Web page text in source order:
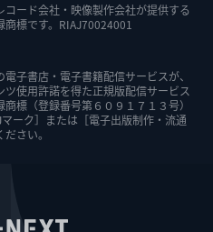
コード会社・映像製作会社が提供する
商標です。RIAJ70024001
子書店・電子書籍配信サービスが、
使用許諾を得た正規版配信サービス
標（登録番号第６０９１７１３号）
ーク］または［電子出版制作・流通
さい。